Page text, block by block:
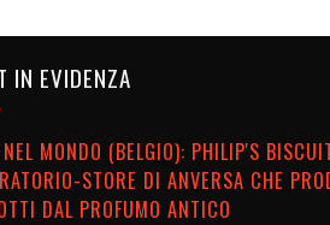
IN EVIDENZA
MONDO (BELGIO): PHILIP'S
STORE DI ANVERSA CHE
DAL PROFUMO ANTICO